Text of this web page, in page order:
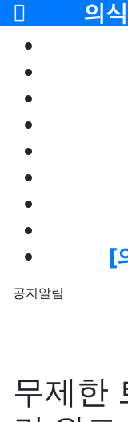
의
[
공지알림
무제한